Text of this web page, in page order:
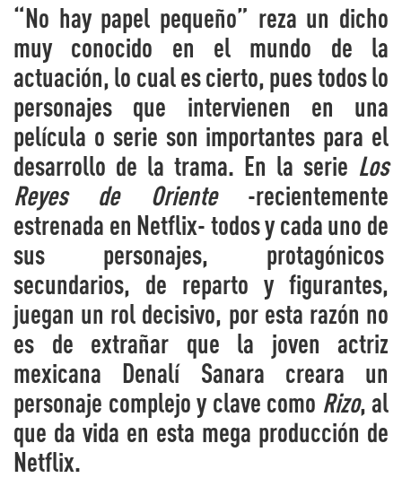
“No hay papel pequeño” reza un dicho
muy conocido en el mundo de la
actuación, lo cual es cierto, pues todos lo
personajes que intervienen en una
película o serie son importantes para el
desarrollo de la trama. En la serie Los
Reyes de Oriente-recientemente
estrenada en Netflix- todos y cada uno de
sus personajes, protagónicos
secundarios, de reparto y figurantes,
juegan un rol decisivo, por esta razón no
es de extrañar que la joven actriz
mexicana Denalí Sanara creara un
personaje complejo y clave como Rizo, al
que da vida en esta mega producción de
Netflix.